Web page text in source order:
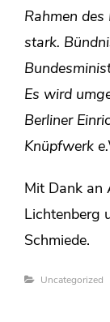
Rahmen
stark.
Es wird
Berliner
Knüpfwerk
Mit Dank an
Lichtenberg
Schmiede.
Categories
Uncategorized